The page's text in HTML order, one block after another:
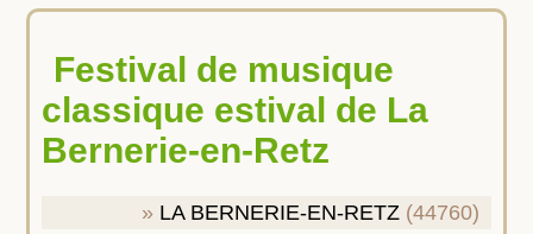
Festival de musique
classique estival de La
Bernerie-en-Retz
LA BERNERIE-EN-RETZ (44760)